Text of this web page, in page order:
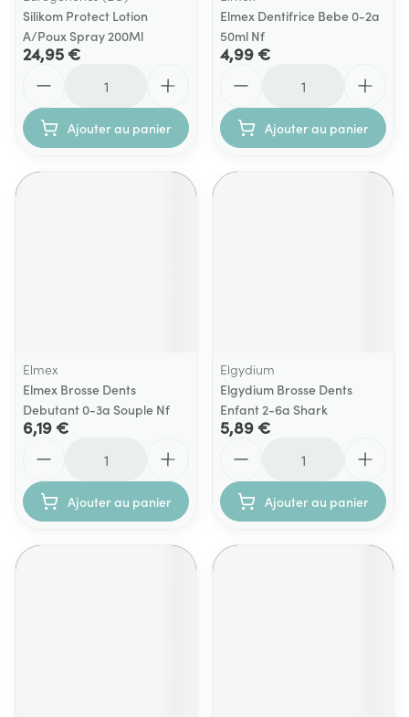
Silikom Protect Lotion
A/Poux Spray 200Ml
24,95 €
Ajouter au panier
Elmex Dentifrice Bebe 0-2a
50ml Nf
4,99 €
Ajouter au panier
Elmex
Elmex Brosse Dents
Debutant 0-3a Souple Nf
6,19 €
Ajouter au panier
Elgydium
Elgydium Brosse Dents
Enfant 2-6a Shark
5,89 €
Ajouter au panier